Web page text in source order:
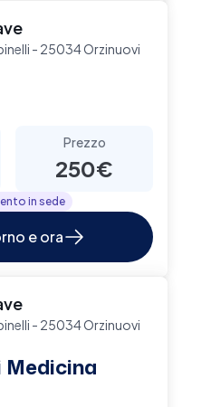
- 25034 Orzinuovi
Prezzo
250€
in sede
e ora
- 25034 Orzinuovi
Medicina